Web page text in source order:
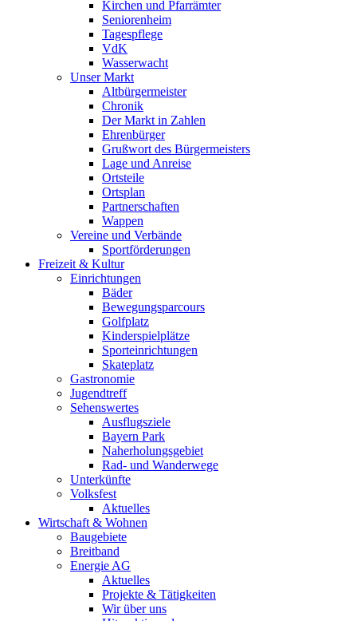
Kirchen und Pfarrämter
Seniorenheim
Tagespflege
VdK
Wasserwacht
Unser Markt
Altbürgermeister
Chronik
Der Markt in Zahlen
Ehrenbürger
Grußwort des Bürgermeisters
Lage und Anreise
Ortsteile
Ortsplan
Partnerschaften
Wappen
Vereine und Verbände
Sportförderungen
Freizeit & Kultur
Einrichtungen
Bäder
Bewegungsparcours
Golfplatz
Kinderspielplätze
Sporteinrichtungen
Skateplatz
Gastronomie
Jugendtreff
Sehenswertes
Ausflugsziele
Bayern Park
Naherholungsgebiet
Rad- und Wanderwege
Unterkünfte
Volksfest
Aktuelles
Wirtschaft & Wohnen
Baugebiete
Breitband
Energie AG
Aktuelles
Projekte & Tätigkeiten
Wir über uns